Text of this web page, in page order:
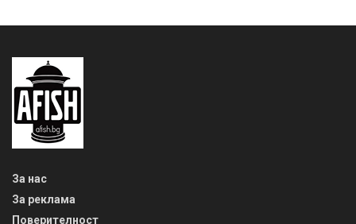
За нас
За реклама
Поверителност